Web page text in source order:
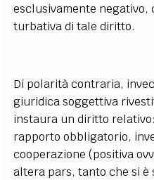
esclusivamente negativo,
turbativa di tale diritto.
Di polarità contraria,
giuridica soggettiva
instaura un diritto
rapporto obbligatorio,
cooperazione (positiva
altera pars, tanto che si